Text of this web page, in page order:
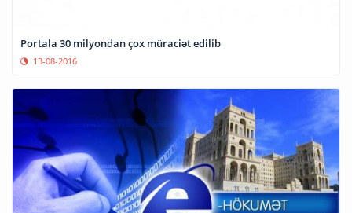
Portala 30 milyondan çox müraciət edilib
13-08-2016